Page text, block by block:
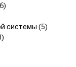
системы (5)